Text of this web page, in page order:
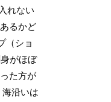
れない
るかど
（ショ
がほぼ
た方が
沿いは